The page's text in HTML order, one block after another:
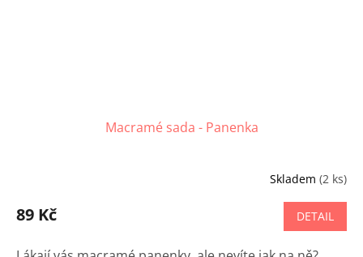
Macramé sada - Panenka
Skladem (2 ks)
89 Kč DETAIL